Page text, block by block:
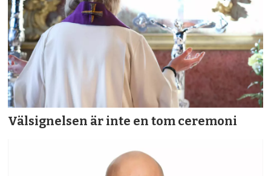
Välsignelsen är inte en tom ceremoni